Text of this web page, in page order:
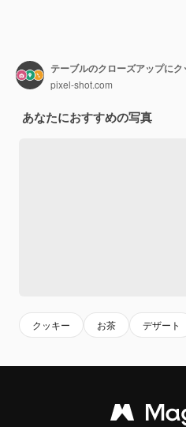
pixel-shot.com
あなたにおすすめの写真
クッキー お茶 デザート